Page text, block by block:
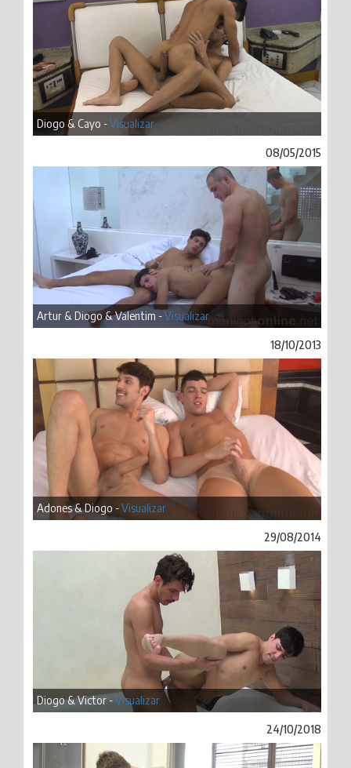
Diogo & Cayo -Visualizar
08/05/2015
Artur & Diogo & Valentim -Visualizar
18/10/2013
Adones & Diogo -Visualizar
29/08/2014
Diogo & Victor -Visualizar
24/10/2018